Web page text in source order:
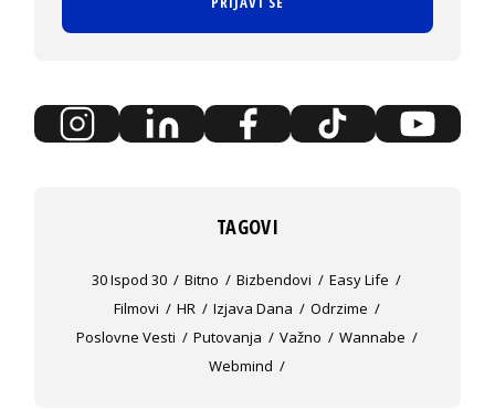
TAGOVI
30 Ispod 30 Bitno Bizbendovi
Easy Life
Filmovi
HR Izjava Dana
Odrzime
Poslovne Vesti
Putovanja Važno
Wannabe
Webmind